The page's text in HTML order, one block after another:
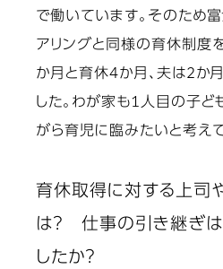
で働いています。そのため
アリングと同様の育休制度
か月と育休4か月、夫は2か
した。わが家も1人目の子ど
がら育児に臨みたいと考えて
育休取得に対する上司
は？ 仕事の引き継ぎ
したか？